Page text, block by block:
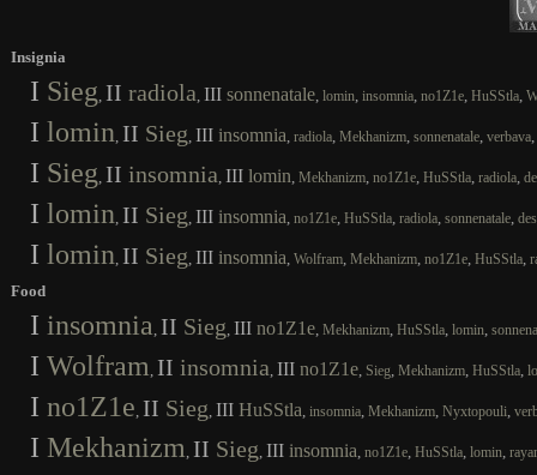
Insignia
I Sieg, II radiola, III sonnenatale, lomin, insomnia, no1Z1e, HuSStla,
I lomin, II Sieg, III insomnia, radiola, Mekhanizm, sonnenatale, verbava,
I Sieg, II insomnia, III lomin, Mekhanizm, no1Z1e, HuSStla, radiola,
I lomin, II Sieg, III insomnia, no1Z1e, HuSStla, radiola, sonnenatale,
I lomin, II Sieg, III insomnia, Wolfram, Mekhanizm, no1Z1e, HuSStla,
Food
I insomnia , II Sieg, III no1Z1e, Mekhanizm, HuSStla, lomin,
I Wolfram , II insomnia, III no1Z1e, Sieg, Mekhanizm, HuSStla,
I no1Z1e, II Sieg, III HuSStla, insomnia, Mekhanizm, Nyxtopouli,
I Mekhanizm , II Sieg, III insomnia, no1Z1e, HuSStla, lomin,